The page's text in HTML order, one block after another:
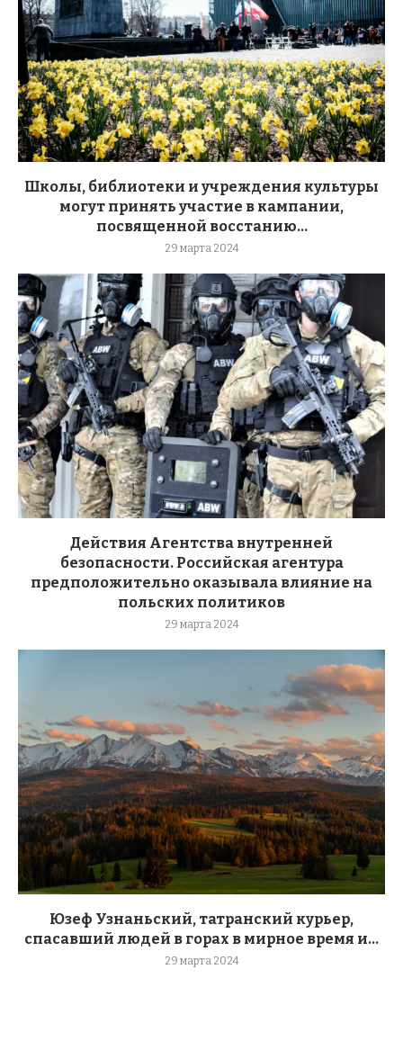
Школы, библиотеки и учреждения культуры
могут принять участие в кампании,
посвященной восстанию...
29 марта 2024
Действия Агентства внутренней
безопасности. Российская агентура
предположительно оказывала влияние на
польских политиков
29 марта 2024
Юзеф Узнаньский, татранский курьер,
спасавший людей в горах в мирное время и...
29 марта 2024